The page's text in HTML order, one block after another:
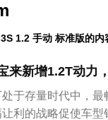
1.2 手动 标准版的内
来新增1.2T动力
于存量时代中，
利的战略促使车